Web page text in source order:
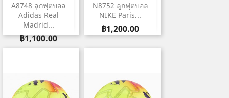
A8748 ลูกฟุตบอล
Adidas Real
Madrid...
ราคา
฿1,100.00
N8752 ลูกฟุตบอล
NIKE Paris...
ราคา
฿1,200.00